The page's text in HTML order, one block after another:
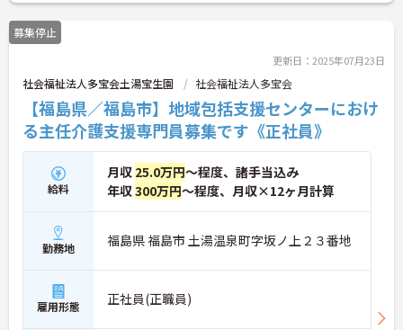
募集停止
更新日：2025年07月23日
社会福祉法人多宝会土湯宝生園 社会福祉法人多宝会
【福島県／福島市】地域包括支援センターにおけ
る主任介護支援専門員募集です《正社員》
給料
月収 25.0万円～程度、諸手当込み
年収300万円～程度、月収×12ヶ月計算
勤務地 福島県 福島市 土湯温泉町字坂ノ上２３番地
雇用形態 正社員(正職員)